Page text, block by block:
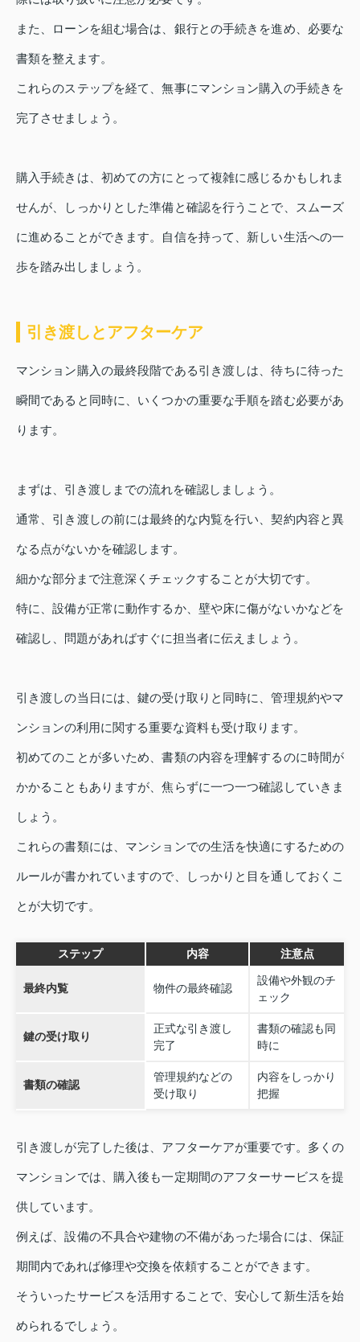
また、ローンを組む場合は、銀行との手続きを進め、必要な
書類を整えます。
これらのステップを経て、無事にマンション購入の手続きを
完了させましょう。
購入手続きは、初めての方にとって複雑に感じるかもしれま
せんが、しっかりとした準備と確認を行うことで、スムーズ
に進めることができます。自信を持って、新しい生活への一
歩を踏み出しましょう。
引き渡しとアフターケア
マンション購入の最終段階である引き渡しは、待ちに待った
瞬間であると同時に、いくつかの重要な手順を踏む必要があ
ります。
まずは、引き渡しまでの流れを確認しましょう。
通常、引き渡しの前には最終的な内覧を行い、契約内容と異
なる点がないかを確認します。
細かな部分まで注意深くチェックすることが大切です。
特に、設備が正常に動作するか、壁や床に傷がないかなどを
確認し、問題があればすぐに担当者に伝えましょう。
引き渡しの当日には、鍵の受け取りと同時に、管理規約やマ
ンションの利用に関する重要な資料も受け取ります。
初めてのことが多いため、書類の内容を理解するのに時間が
かかることもありますが、焦らずに一つ一つ確認していきま
しょう。
これらの書類には、マンションでの生活を快適にするための
ルールが書かれていますので、しっかりと目を通しておくこ
とが大切です。
ステップ 内容 注意点
最終内覧 物件の最終確認
設備や外観のチ
ェック
鍵の受け取り
正式な引き渡し
完了
書類の確認も同
時に
書類の確認
管理規約などの
受け取り
内容をしっかり
把握
引き渡しが完了した後は、アフターケアが重要です。多くの
マンションでは、購入後も一定期間のアフターサービスを提
供しています。
例えば、設備の不具合や建物の不備があった場合には、保証
期間内であれば修理や交換を依頼することができます。
そういったサービスを活用することで、安心して新生活を始
められるでしょう。